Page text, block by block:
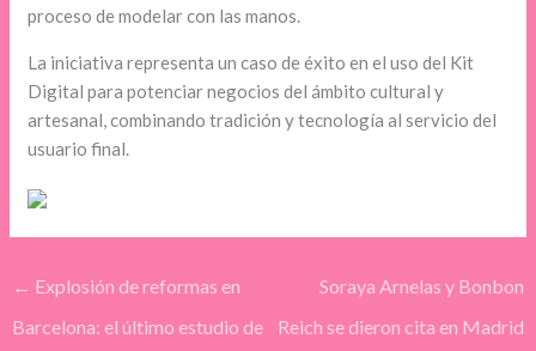
proceso de modelar con las manos.
La iniciativa representa un caso de éxito en el uso del Kit
Digital para potenciar negocios del ámbito cultural y
artesanal, combinando tradición y tecnología al servicio del
usuario final.
← Explosión de reformas en
Barcelona: el último estudio de
Soraya Arnelas y Bonbon
Reich se dieron cita en Madrid